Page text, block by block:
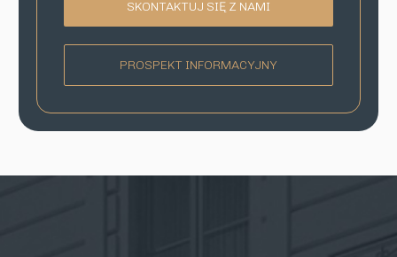
SKONTAKTUJ SIĘ Z NAMI
PROSPEKT INFORMACYJNY